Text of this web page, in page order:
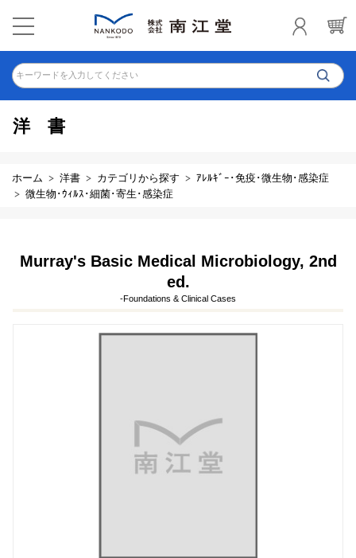
キーワードを入力してください
洋書
ホーム 洋書 カテゴリから探す
ｱﾚﾙｷﾞｰ･免疫･微生物･感染症
微生物･ｳｨﾙｽ･細菌･寄生･感染症
Murray's Basic Medical Microbiology, 2nd
ed.
-Foundations & Clinical Cases